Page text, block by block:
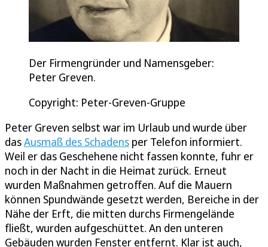
Der Firmengründer und Namensgeber:
Peter Greven.
Copyright: Peter-Greven-Gruppe
Peter Greven selbst war im Urlaub und wurde über
dasAusmaß des Schadens per Telefon informiert.
Weil er das Geschehene nicht fassen konnte, fuhr er
noch in der Nacht in die Heimat zurück. Erneut
wurden Maßnahmen getroffen. Auf die Mauern
können Spundwände gesetzt werden, Bereiche in der
Nähe der Erft, die mitten durchs Firmengelände
fließt, wurden aufgeschüttet. An den unteren
Gebäuden wurden Fenster entfernt. Klar ist auch,